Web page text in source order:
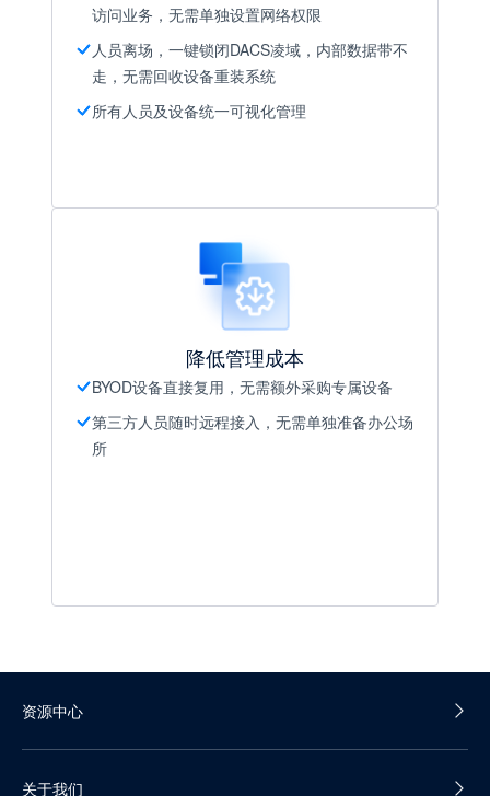
访问业务，无需单独设置网络权限
人员离场，一键锁闭DACS凌域，内部数据带不
走，无需回收设备重装系统
所有人员及设备统一可视化管理
降低管理成本
BYOD设备直接复用，无需额外采购专属设备
第三方人员随时远程接入，无需单独准备办公场
所
资源中心
产品白皮书
关于我们